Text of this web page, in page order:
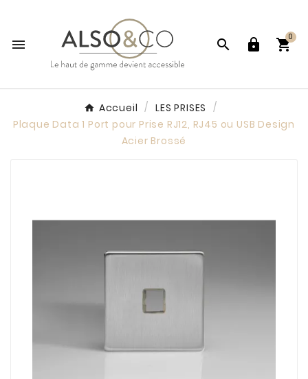
   
0
Accueil
LES PRISES
Plaque Data 1 Port pour Prise RJ12, RJ45 ou USB Design
Acier Brossé